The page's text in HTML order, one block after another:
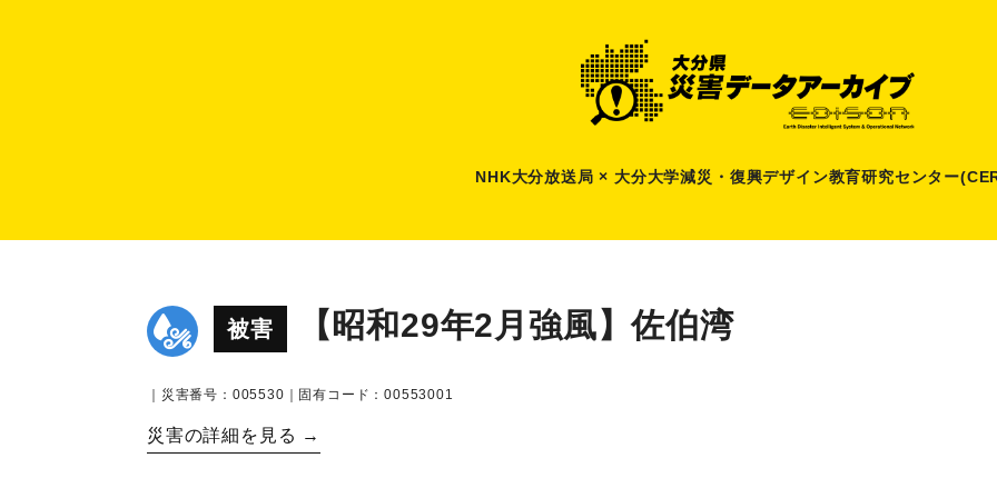
NHK大分放送局 × 大分大学減災 ・ 復興デザイン教育研究センター
被害 【昭和29年2月強風】佐伯湾
｜災害番号：005530｜固有コード：00553001
災害の詳細を見る →